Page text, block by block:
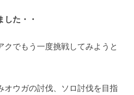
した・・
クでもう一度挑戦してみようと
オウガの討伐、ソロ討伐を目指